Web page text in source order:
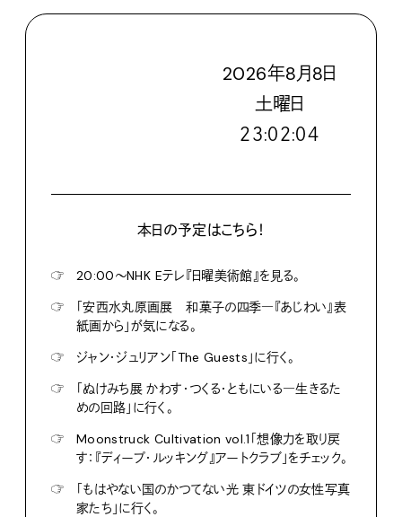
2026年8月8日
土曜日
２３:０２:０５
本日の予定はこちら！
☞
20:00〜NHK Eテレ『日曜美術館』を見る。
☞
「安西水丸原画展 和菓子の四季―『あじわい』表
紙画から」が気になる。
☞
ジャン・ジュリアン「The Guests」に行く。
☞
「ぬけみち展 かわす・つくる・ともにいる―生きるた
めの回路」に行く。
☞
Moonstruck Cultivation vol.1「想像力を取り戻
す：『ディープ・ルッキング』アートクラブ」をチェック。
☞
「もはやない国のかつてない光 東ドイツの女性写真
家たち」に行く。